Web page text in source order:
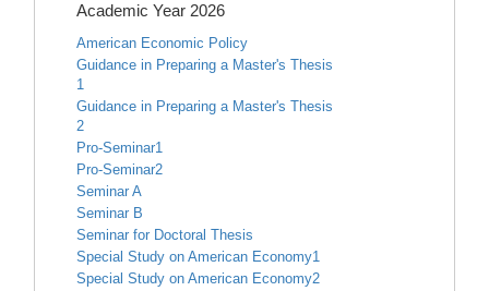
Academic Year 2026
American Economic Policy
Guidance in Preparing a Master's Thesis
1
Guidance in Preparing a Master's Thesis
2
Pro-Seminar1
Pro-Seminar2
Seminar A
Seminar B
Seminar for Doctoral Thesis
Special Study on American Economy1
Special Study on American Economy2